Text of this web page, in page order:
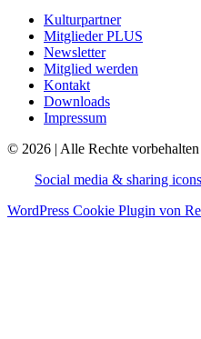
Kulturpartner
Mitglieder PLUS
Newsletter
Mitglied werden
Kontakt
Downloads
Impressum
© 2026 | Alle Rechte
Social media & sharing icons
WordPress Cookie Plugin von